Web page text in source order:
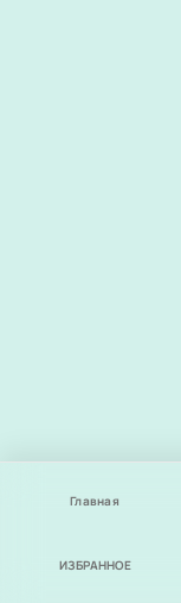
Главная
ИЗБРАННОЕ